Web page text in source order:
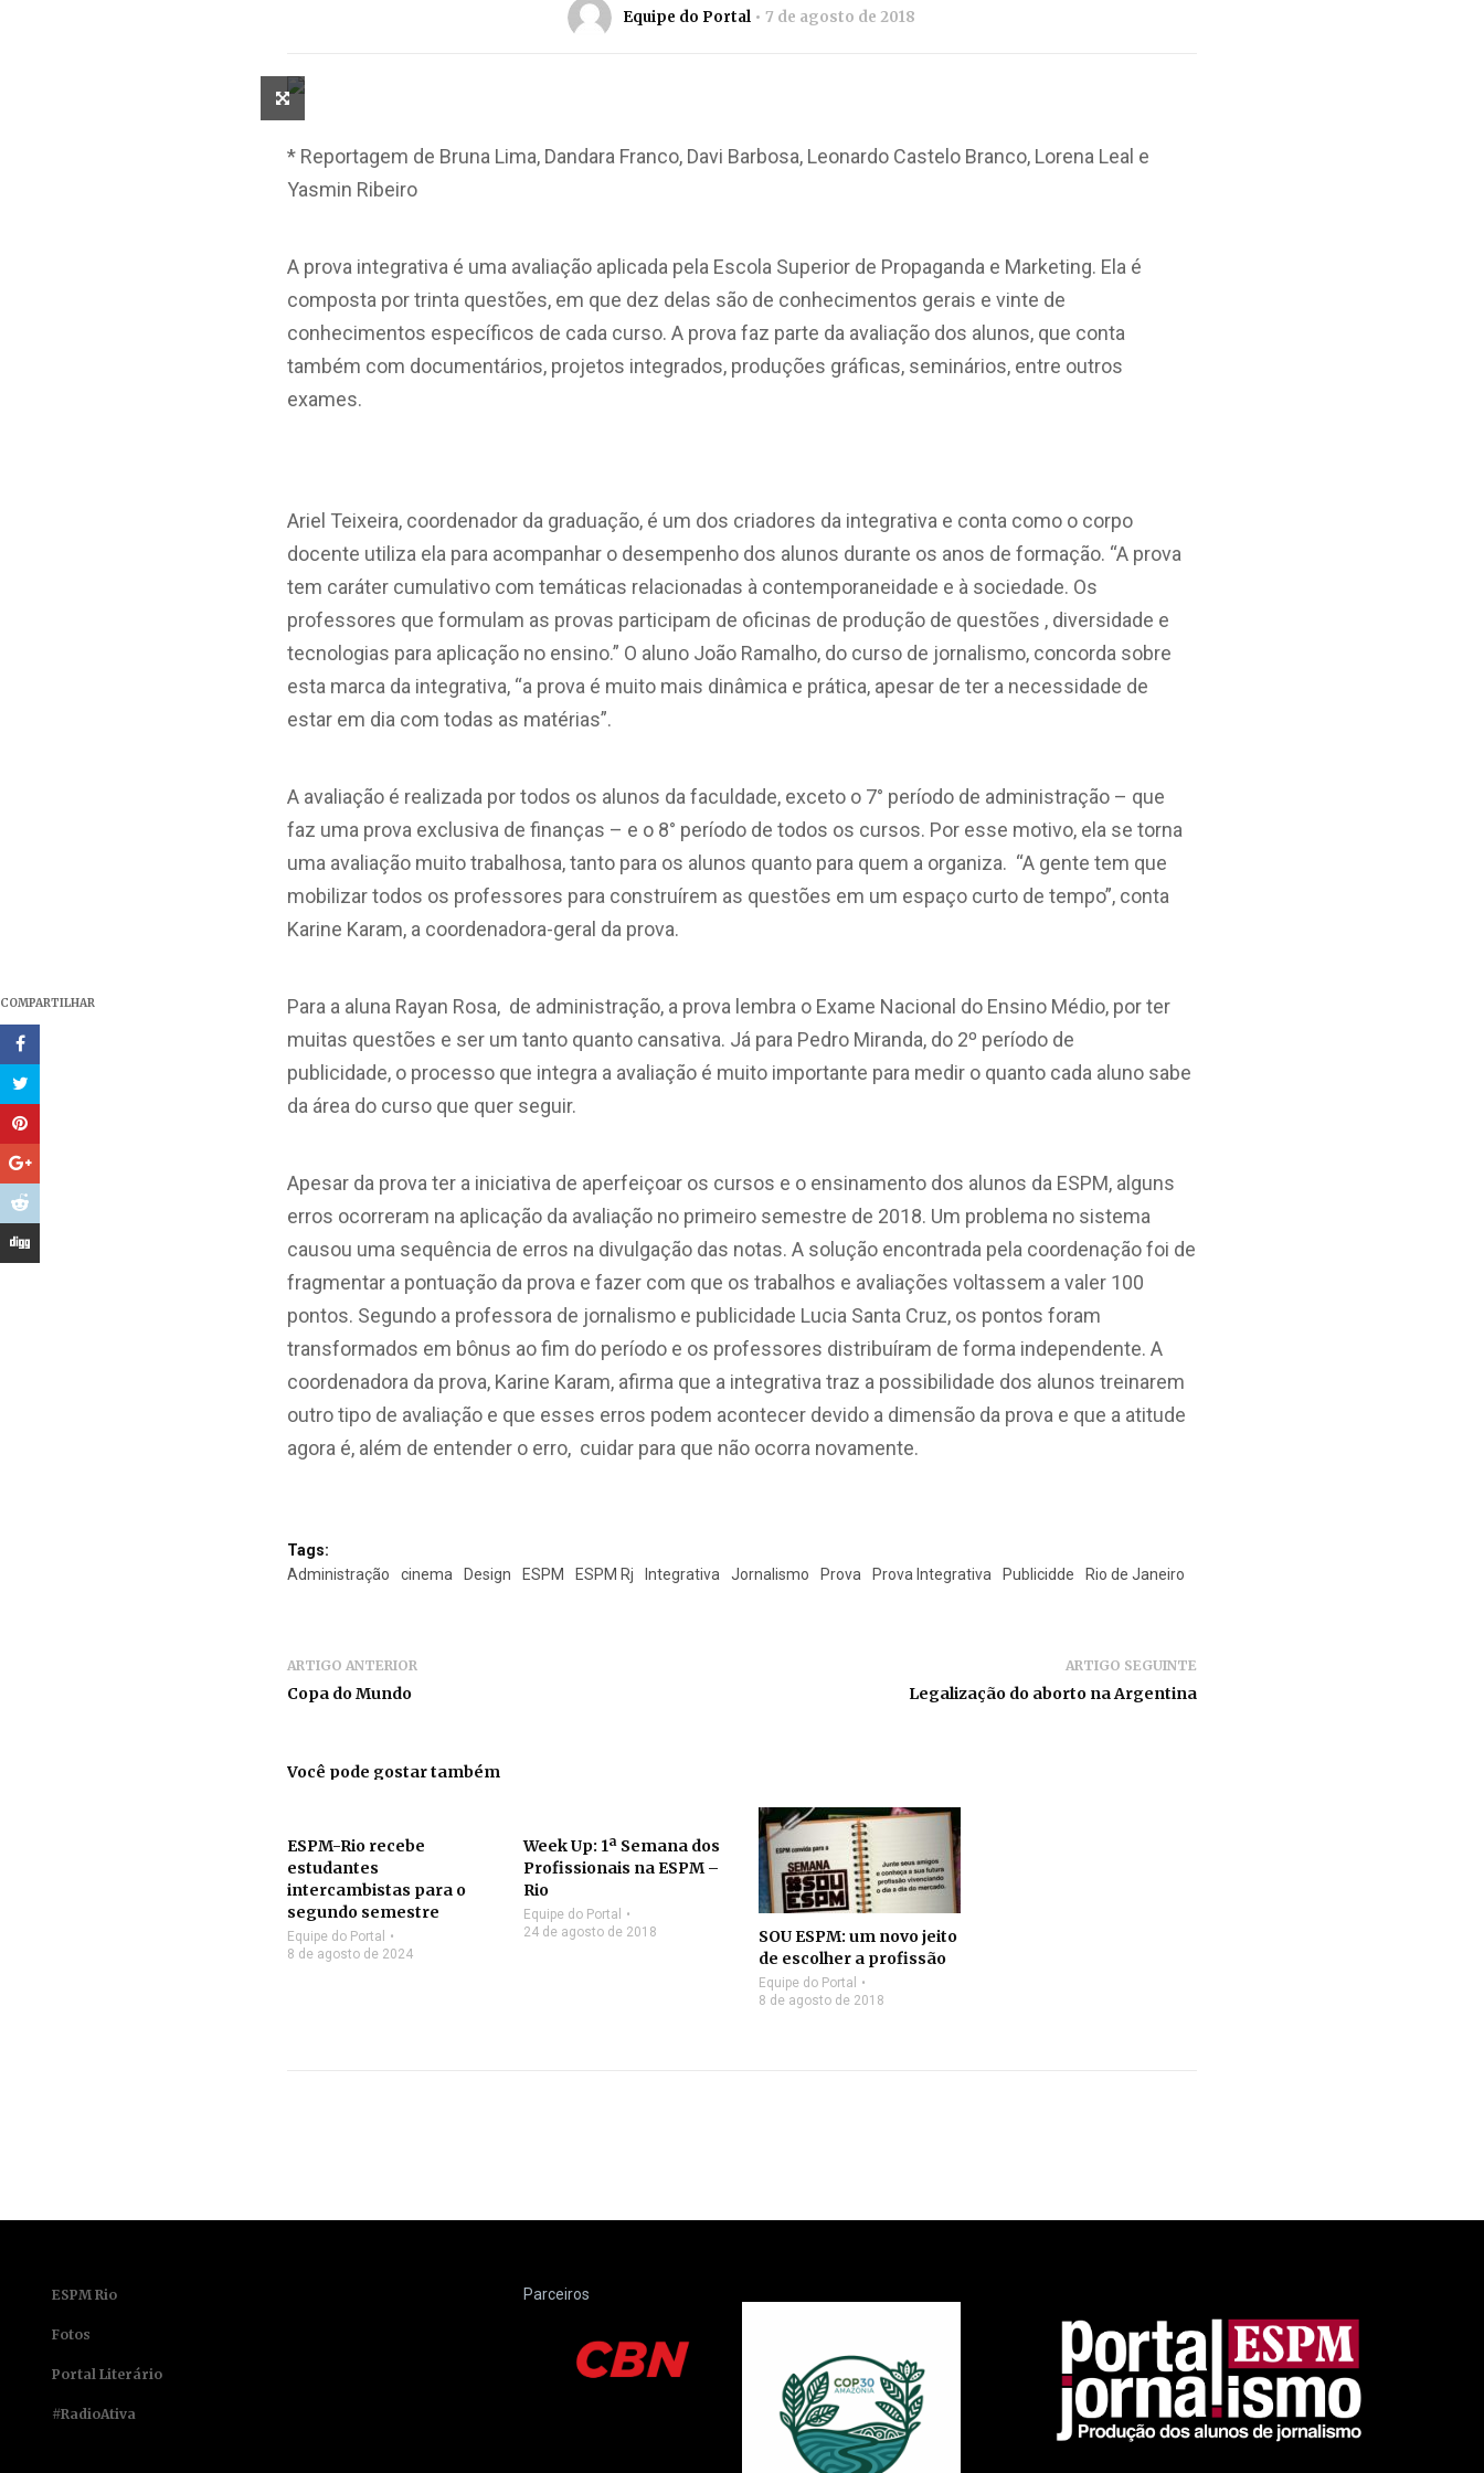
Equipe do Portal 7 de agosto de 2018
COMPARTILHAR
* Reportagem de Bruna Lima, Dandara Franco, Davi Barbosa, Leonardo Castelo Branco, Lorena Leal e
Yasmin Ribeiro
A prova integrativa é uma avaliação aplicada pela Escola Superior de Propaganda e Marketing. Ela é
composta por trinta questões, em que dez delas são de conhecimentos gerais e vinte de
conhecimentos específicos de cada curso. A prova faz parte da avaliação dos alunos, que conta
também com documentários, projetos integrados, produções gráficas, seminários, entre outros
exames.
Ariel Teixeira, coordenador da graduação, é um dos criadores da integrativa e conta como o corpo
docente utiliza ela para acompanhar o desempenho dos alunos durante os anos de formação. “A prova
tem caráter cumulativo com temáticas relacionadas à contemporaneidade e à sociedade. Os
professores que formulam as provas participam de oficinas de produção de questões , diversidade e
tecnologias para aplicação no ensino.” O aluno João Ramalho, do curso de jornalismo, concorda sobre
esta marca da integrativa, “a prova é muito mais dinâmica e prática, apesar de ter a necessidade de
estar em dia com todas as matérias”.
A avaliação é realizada por todos os alunos da faculdade, exceto o 7° período de administração – que
faz uma prova exclusiva de finanças – e o 8° período de todos os cursos. Por esse motivo, ela se torna
uma avaliação muito trabalhosa, tanto para os alunos quanto para quem a organiza. “A gente tem que
mobilizar todos os professores para construírem as questões em um espaço curto de tempo”, conta
Karine Karam, a coordenadora-geral da prova.
Para a aluna Rayan Rosa, de administração, a prova lembra o Exame Nacional do Ensino Médio, por ter
muitas questões e ser um tanto quanto cansativa. Já para Pedro Miranda, do 2º período de
publicidade, o processo que integra a avaliação é muito importante para medir o quanto cada aluno sabe
da área do curso que quer seguir.
Apesar da prova ter a iniciativa de aperfeiçoar os cursos e o ensinamento dos alunos da ESPM, alguns
erros ocorreram na aplicação da avaliação no primeiro semestre de 2018. Um problema no sistema
causou uma sequência de erros na divulgação das notas. A solução encontrada pela coordenação foi de
fragmentar a pontuação da prova e fazer com que os trabalhos e avaliações voltassem a valer 100
pontos. Segundo a professora de jornalismo e publicidade Lucia Santa Cruz, os pontos foram
transformados em bônus ao fim do período e os professores distribuíram de forma independente. A
coordenadora da prova, Karine Karam, afirma que a integrativa traz a possibilidade dos alunos treinarem
outro tipo de avaliação e que esses erros podem acontecer devido a dimensão da prova e que a atitude
agora é, além de entender o erro, cuidar para que não ocorra novamente.
Tags:
Administração
cinema Design ESPM ESPM Rj Integrativa Jornalismo Prova Prova Integrativa Publicidde Rio de Janeiro
ARTIGO ANTERIOR
Copa do Mundo
ARTIGO SEGUINTE
Legalização do aborto na Argentina
Você pode gostar também
ESPM-Rio recebe
estudantes
intercambistas para o
segundo semestre
Equipe do Portal
8 de agosto de 2024
Week Up: 1ª Semana dos
Profissionais na ESPM –
Rio
Equipe do Portal
24 de agosto de 2018
SOU ESPM: um novo jeito
de escolher a profissão
Equipe do Portal
8 de agosto de 2018
ESPM Rio
Fotos
Portal Literário
#RadioAtiva
Parceiros